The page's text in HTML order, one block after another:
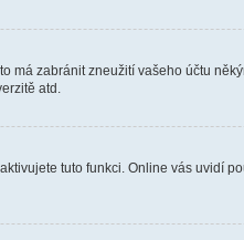
má zabránit zneužití vašeho účtu
atd.
aktivujete tuto funkci. Online vás uvidí